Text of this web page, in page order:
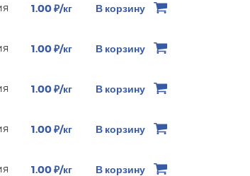
1.00 ₽/кг В корзину
1.00 ₽/кг В корзину
1.00 ₽/кг В корзину
1.00 ₽/кг В корзину
1.00 ₽/кг В корзину